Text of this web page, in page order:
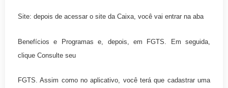
Site: depois de acessar o site da Caixa, você vai entrar na aba
Benefícios e Programas e, depois, em FGTS. Em seguida,
clique Consulte seu
FGTS. Assim como no aplicativo, você terá que cadastrar uma